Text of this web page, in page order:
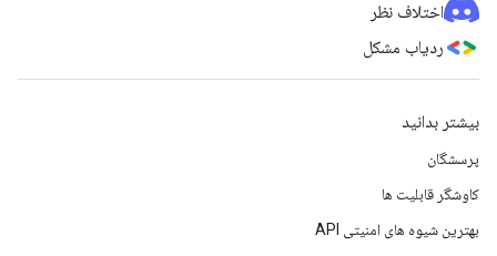
اختلاف نظر
ردیاب مشکل
بیشتر بدانید
پرسشگان
کاوشگر قابلیت ها
بهترین شیوه های امنیتی API